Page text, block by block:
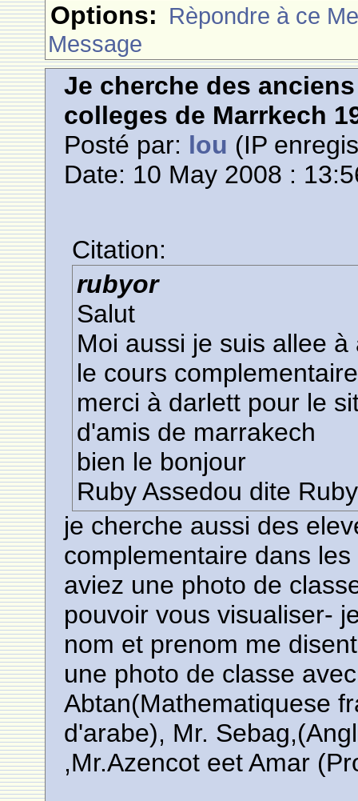
Options: Rèpondre à ce
Message
Je cherche des
colleges de Marrkech
Posté par: lou (IP
Date: 10 May 2008 :
Citation:
rubyor
Salut
Moi aussi je suis allee
le cours
merci à darlett pour le
d'amis de marrakech
bien le bonjour
Ruby Assedou dite
je cherche aussi des
complementaire dans
aviez une photo de
pouvoir vous visualiser-
nom et prenom me
une photo de classe
Abtan(Mathematiquese
d'arabe), Mr.
,Mr.Azencot eet Amar